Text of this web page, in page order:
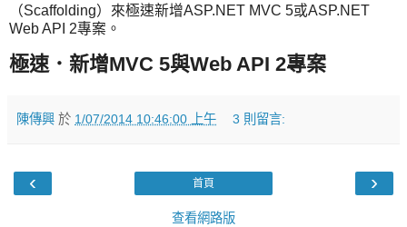
（Scaffolding）來極速新增ASP.NET MVC 5或ASP.NET
Web API 2專案。
極速．新增MVC 5與Web API 2專案
陳傳興 於 1/07/2014 10:46:00 上午 3 則留言:
‹ ›
首頁
查看網路版